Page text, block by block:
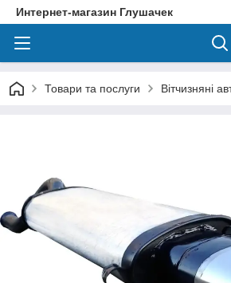
Интернет-магазин Глушачек
Товари та послуги Вітчизняні